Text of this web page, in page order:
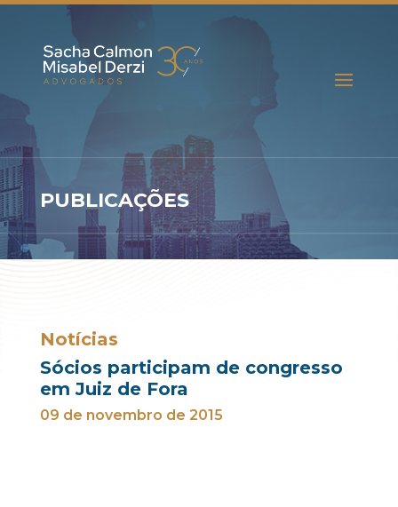
PUBLICAÇÕES
Notícias
Sócios participam de congresso
em Juiz de Fora
09 de novembro de 2015